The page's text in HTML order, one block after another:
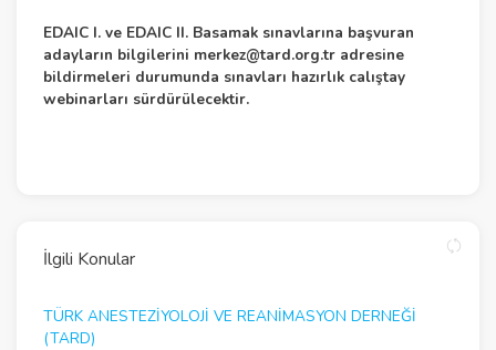
EDAIC I. ve EDAIC II. Basamak sınavlarına başvuran
adayların bilgilerini merkez@tard.org.tr adresine
bildirmeleri durumunda sınavları hazırlık calıştay
webinarları sürdürülecektir.
İlgili Konular
TÜRK ANESTEZİYOLOJİ VE REANİMASYON DERNEĞİ
(TARD)